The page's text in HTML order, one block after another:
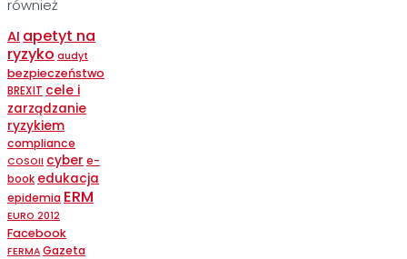
również
AI apetyt na
ryzyko audyt
bezpieczeństwo
BREXIT cele i
zarządzanie
ryzykiem
compliance
COSOII cyber e-
book edukacja
epidemia ERM
EURO 2012
Facebook
FERMA Gazeta